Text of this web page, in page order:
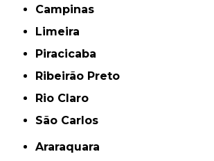
Campinas
Limeira
Piracicaba
Ribeirão Preto
Rio Claro
São Carlos
Araraquara